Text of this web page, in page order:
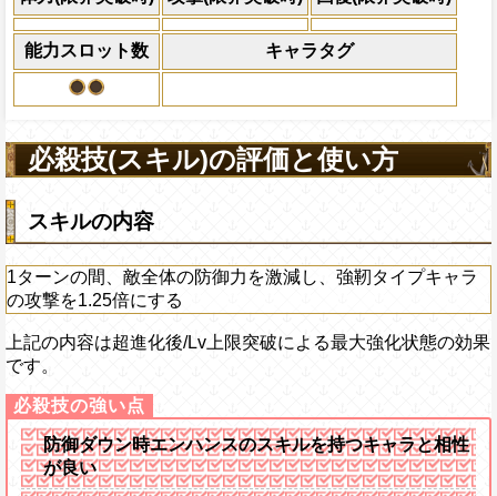
能力スロット数 キャラタグ
(最大体力の2倍上限
えている時、体力満
になる)、全プレイヤ
アクション
を30%下げ、強靭タ
げる
必殺技(スキル)の評価と使い方
スキルの内容
1ターンの間、敵全体の防御力を激減し、強靭タイプキャラ
の攻撃を1.25倍にする
上記の内容は超進化後/Lv上限突破による最大強化状態の効果
です。
防御ダウン時エンハンスのスキルを持つキャラと相性
が良い